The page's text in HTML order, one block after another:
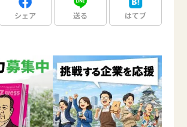
シェア 送る はてブ